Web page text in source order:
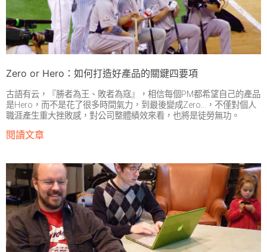
Zero or Hero：如何打造好產品的關鍵四要項
古語有云，『勝者為王、敗者為寇』，相信每個PM都希望自己的產品
是Hero，而不是花了很多時間氣力，到最後變成Zero…，不僅對個人
職涯產生重大挫敗感，對公司整體績效來看，也將是徒勞無功。
閱讀文章